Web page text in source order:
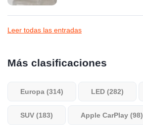
Leer todas las entradas
Más clasificaciones
Europa (314) LED (282)
SUV (183) Apple CarPlay (98)